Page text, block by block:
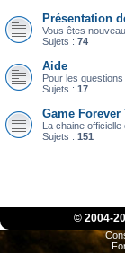
Présentation
Vous êtes
Sujets : 74
Aide
Pour les
Sujets : 17
Game Forever
La chaine officielle
Sujets : 151
© 2004-